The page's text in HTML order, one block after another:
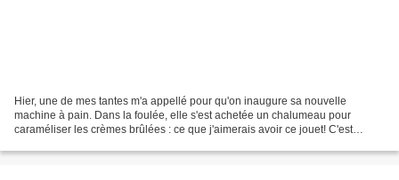
Hier, une de mes tantes m'a appellé pour qu'on inaugure sa nouvelle
machine à pain. Dans la foulée, elle s'est achetée un chalumeau pour
caraméliser les crèmes brûlées : ce que j'aimerais avoir ce jouet! C'est